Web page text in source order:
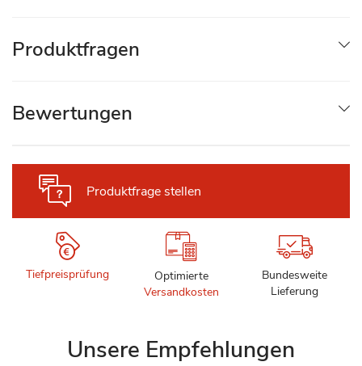
Produktfrage stellen
Tiefpreisprüfung
Optimierte
Versandkosten
Bundesweite
Lieferung
Produktfragen
Bewertungen
Unsere Empfehlungen